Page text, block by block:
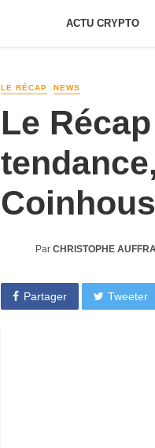
ACTU CRYPTO
LE RÉCAP NEWS
Le
Par CHRISTOPHE
Partager Tweeter